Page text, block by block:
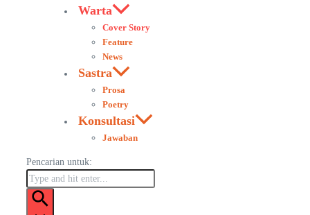
Warta
Cover Story
Feature
News
Sastra
Prosa
Poetry
Konsultasi
Jawaban
Pencarian untuk: